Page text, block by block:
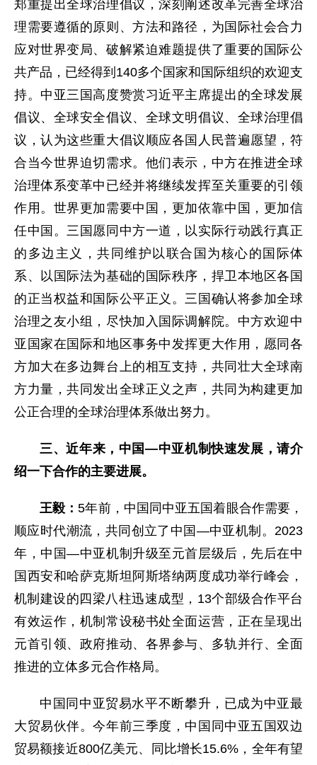
郑重提出全球治理倡议，深刻阐述改革完善全球治
理需要遵循的原则、方法和路径，为国际社会合力
应对世界变局、破解紧迫难题提供了重要的国际公
共产品，已经得到140多个国家和国际组织的欢迎支
持。中亚三国高度赞赏习近平主席提出的全球发展
倡议、全球安全倡议、全球文明倡议、全球治理倡
议，认为这些重大倡议顺应各国人民普遍愿望，符
合当今世界迫切需求。他们表示，中方在推进全球
治理体系变革中已经并将继续发挥至关重要的引领
作用。世界更加需要中国，更加依靠中国，更加信
任中国。三国愿同中方一道，以实际行动践行真正
的多边主义，共同维护以联合国为核心的国际体
系、以国际法为基础的国际秩序，捍卫本地区各国
的正当权益和国际公平正义。三国确认将参加全球
治理之友小组，尽快加入国际调解院。中方欢迎中
亚国家在国际和地区事务中发挥更大作用，愿同各
方加大在多边舞台上的相互支持，共同壮大全球南
方力量，共同发出全球正义之声，共同为构建更加
公正合理的全球治理体系做出努力。
三、近年来，中国—中亚机制快速发展，请介
绍一下合作的主要进展。
王毅：5年前，中国同中亚五国着眼合作需要，
顺应时代潮流，共同创立了中国—中亚机制。2023
年，中国—中亚机制升级至元首层级后，先后在中
国西安和哈萨克斯坦阿斯塔纳两度成功举行峰会，
机制建设的四梁八柱迅速成型，13个部级合作平台
有效运作，机制常设秘书处全面运营，正在呈现出
元首引领、政府推动、各界参与、多轨并行、全面
推进的立体多元合作格局。
中国同中亚贸易水平不断攀升，已成为中亚最
大贸易伙伴。今年前三季度，中国同中亚五国双边
贸易额接近800亿美元、同比增长15.6%，全年有望